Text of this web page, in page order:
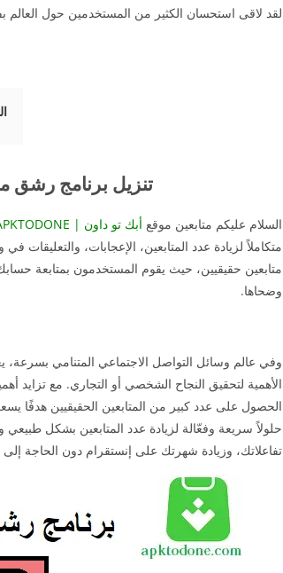
لقد لاقى استحسان الكثير من المستخدمين حول العالم
تنزيل برنامج رشق متابعين
السلام عليكم متابعين موقع أبك تو داون | APKTODONE
متكاملاً لزيادة عدد المتابعين، الإعجابات،
متابعين حقيقيين، حيث يقوم المستخدمون بمتابعة
وضحاها.
وفي عالم وسائل التواصل الاجتماعي المتنامي بسرعة،
الأهمية لتحقيق النجاح الشخصي أو التجاري. مع تزايد
الحصول على عدد كبير من المتابعين الحقيقيين هدفًا
حلولاً سريعة وفعّالة لزيادة عدد المتابعين بشكل
تفاعلاتك، وزيادة شهرتك على إنستقرام دون الحاجة إلى